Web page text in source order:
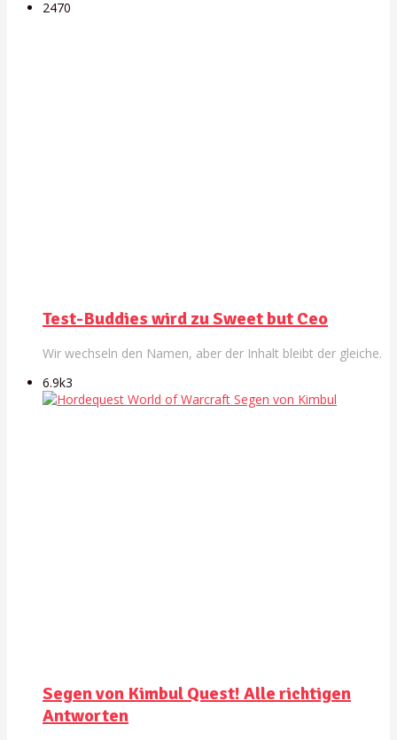
2470
Test-Buddies wird zu Sweet but Ceo
Wir wechseln den Namen, aber der Inhalt bleibt der gleiche.
6.9k3
Segen von Kimbul Quest! Alle richtigen
Antworten